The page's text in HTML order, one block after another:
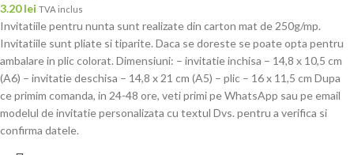
3.20lei TVA inclus
Invitatiile pentru nunta sunt realizate din carton mat de 250g/mp.
Invitatiile sunt pliate si tiparite. Daca se doreste se poate opta pentru
ambalare in plic colorat. Dimensiuni: – invitatie inchisa – 14,8 x 10,5 cm
(A6) – invitatie deschisa – 14,8 x 21 cm (A5) – plic – 16 x 11,5 cm Dupa
ce primim comanda, in 24-48 ore, veti primi pe WhatsApp sau pe email
modelul de invitatie personalizata cu textul Dvs. pentru a verifica si
confirma datele.